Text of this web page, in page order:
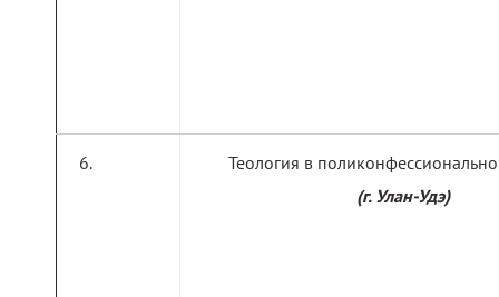
Теология в
(г. Улан-Удэ)